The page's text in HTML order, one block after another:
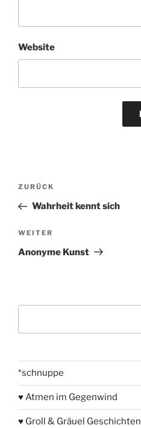
Website
Beitragsnavigation
Vorheriger
Beitrag
ZURÜCK
Wahrheit kennt sich
Nächster
Beitrag
WEITER
Anonyme Kunst
*schnuppe
♥ Atmen im Gegenwind
♥ Groll & Gräuel Geschichten